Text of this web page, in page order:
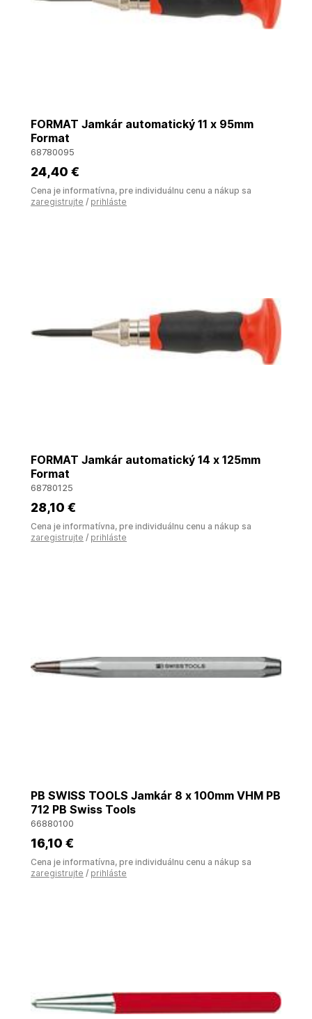
FORMAT Jamkár automatický 11 x 95mm
Format
68780095
24,40 €
Cena je informatívna, pre individuálnu cenu a nákup sa
zaregistrujte / prihláste
FORMAT Jamkár automatický 14 x 125mm
Format
68780125
28,10 €
Cena je informatívna, pre individuálnu cenu a nákup sa
zaregistrujte / prihláste
PB SWISS TOOLS Jamkár 8 x 100mm VHM PB
712 PB Swiss Tools
66880100
16,10 €
Cena je informatívna, pre individuálnu cenu a nákup sa
zaregistrujte / prihláste